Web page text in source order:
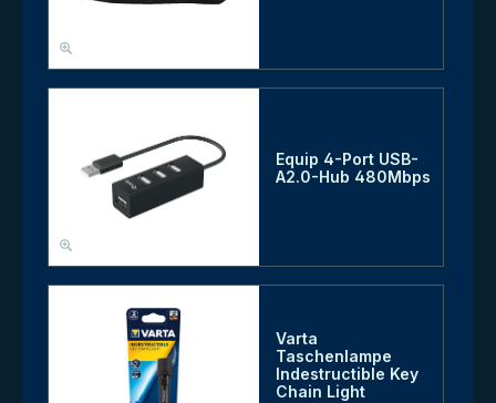
Equip 4-Port USB-
A2.0-Hub 480Mbps
Varta
Taschenlampe
Indestructible Key
Chain Light